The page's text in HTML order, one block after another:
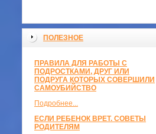
ПОЛЕЗНОЕ
ПРАВИЛА ДЛЯ РАБОТЫ С
ПОДРОСТКАМИ, ДРУГ ИЛИ
ПОДРУГА КОТОРЫХ СОВЕРШИЛИ
САМОУБИЙСТВО
Подробнее...
ЕСЛИ РЕБЕНОК ВРЕТ. СОВЕТЫ
РОДИТЕЛЯМ